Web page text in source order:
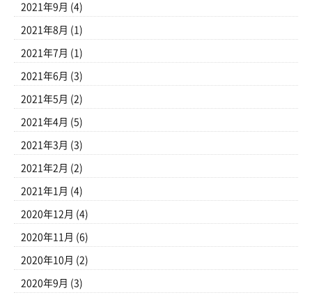
2021年9月 (4)
2021年8月 (1)
2021年7月 (1)
2021年6月 (3)
2021年5月 (2)
2021年4月 (5)
2021年3月 (3)
2021年2月 (2)
2021年1月 (4)
2020年12月 (4)
2020年11月 (6)
2020年10月 (2)
2020年9月 (3)